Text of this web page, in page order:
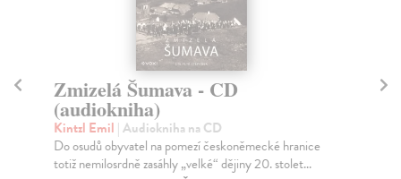
Umina verze
Hakl Emil| Elektronická audiokniha
„Před dvěma nedělemi jsi neměl ani klíče od bytu a
najednou máš rodinu – svěřeného psa a půjčenou ho...
Na stiahnutie akoMP3